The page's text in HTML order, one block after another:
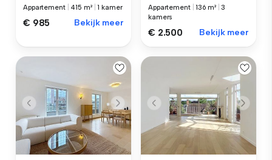
Appartement 415 m² |1 kamer
€ 985 Bekijk meer
Appartement |136 m² |3
kamers
€ 2.500 Bekijk meer